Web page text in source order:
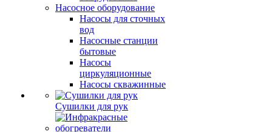
Насосное оборудование
Насосы для сточных
вод
Насосные станции
бытовые
Насосы
циркуляционные
Насосы скважинные
Сушилки для рук